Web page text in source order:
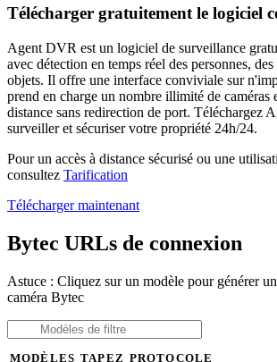
Télécharger gratuitement le logiciel
Agent DVR est un logiciel de surveillance
avec détection en temps réel des personnes,
objets. Il offre une interface conviviale sur
prend en charge un nombre illimité de caméras
distance sans redirection de port. Téléchargez
surveiller et sécuriser votre propriété 24h/24.
Pour un accès à distance sécurisé ou une
consultez Tarification
Télécharger maintenant
Bytec URLs de connexion
Astuce : Cliquez sur un modèle pour générer
caméra Bytec
MODÈLES TAPEZ PROTOCOLE